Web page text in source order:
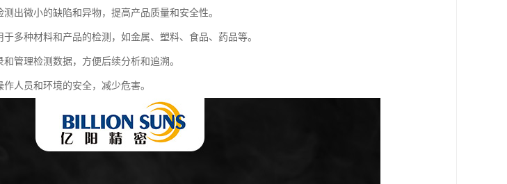
出微小的缺陷和异物，提高产品质量和安全性。
多种材料和产品的检测，如金属、塑料、食品、药品等。
管理检测数据，方便后续分析和追溯。
人员和环境的安全，减少危害。